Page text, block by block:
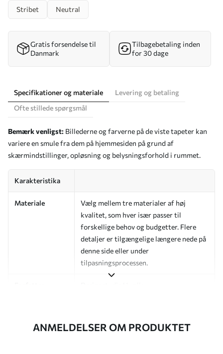
Stribet Neutral
Gratis forsendelse til
Danmark
Tilbagebetaling inden
for 30 dage
Specifikationer og materiale
Levering og betaling
Ofte stillede spørgsmål
Bemærk venligst: Billederne og farverne på de viste tapeter kan
variere en smule fra dem på hjemmesiden på grund af
skærmindstillinger, opløsning og belysningsforhold i rummet.
Karakteristika
Materiale
Vælg mellem tre materialer af høj
kvalitet, som hver især passer til
forskellige behov og budgetter. Flere
detaljer er tilgængelige længere nede på
denne side eller under
tilpasningsprocessen.
Efterbehandling Halvmat.
ANMELDELSER OM PRODUKTET